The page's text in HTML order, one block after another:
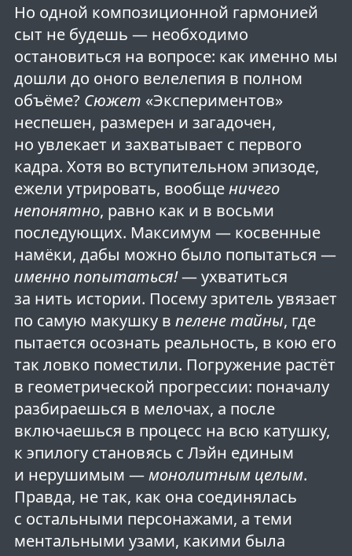
Но одной композиционной гармонией
сыт не будешь — необходимо
остановиться на вопросе: как именно мы
дошли до оного велелепия в полном
объёме? Сюжет «Экспериментов»
неспешен, размерен и загадочен,
но увлекает и захватывает с первого
кадра. Хотя во вступительном эпизоде,
ежели утрировать, вообщеничего
непонятно, равно как и в восьми
последующих. Максимум — косвенные
намёки, дабы можно было попытаться —
именно попытаться!— ухватиться
за нить истории. Посему зритель увязает
по самую макушку в пелене тайны, где
пытается осознать реальность, в кою его
так ловко поместили. Погружение растёт
в геометрической прогрессии: поначалу
разбираешься в мелочах, а после
включаешься в процесс на всю катушку,
к эпилогу становясь с Лэйн единым
и нерушимым —монолитным целым.
Правда, не так, как она соединялась
с остальными персонажами, а теми
ментальными узами, какими была